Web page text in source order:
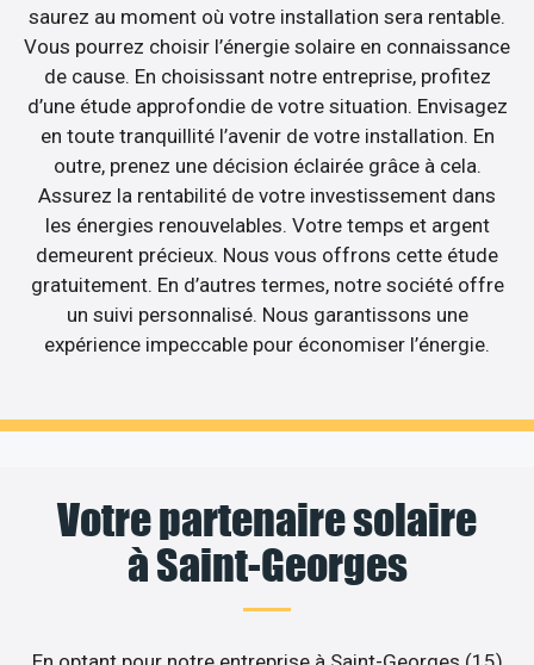
saurez au moment où votre installation sera rentable.
Vous pourrez choisir l’énergie solaire en connaissance
de cause. En choisissant notre entreprise, profitez
d’une étude approfondie de votre situation. Envisagez
en toute tranquillité l’avenir de votre installation. En
outre, prenez une décision éclairée grâce à cela.
Assurez la rentabilité de votre investissement dans
les énergies renouvelables. Votre temps et argent
demeurent précieux. Nous vous offrons cette étude
gratuitement. En d’autres termes, notre société offre
un suivi personnalisé. Nous garantissons une
expérience impeccable pour économiser l’énergie.
Votre partenaire solaire
à Saint-Georges